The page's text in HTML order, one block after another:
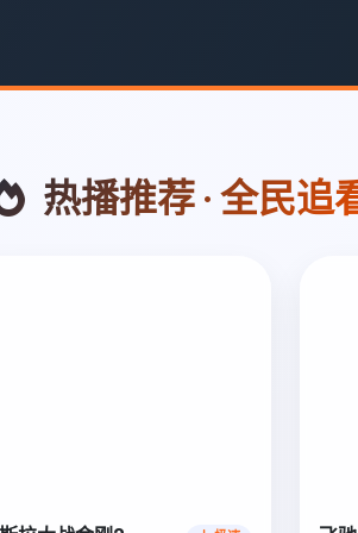
热播推荐 · 全民追